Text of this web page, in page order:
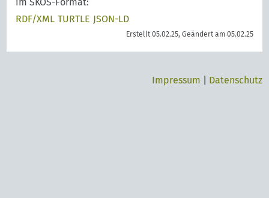
RDF/XML TURTLE JSON-LD
Erstellt 05.02.25, Geändert am 05.02.25
Impressum Datenschutz